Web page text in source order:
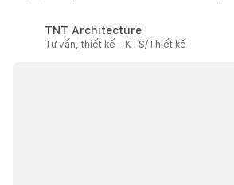
TNT Architecture
Tư vấn, thiết kế - KTS/Thiết kế